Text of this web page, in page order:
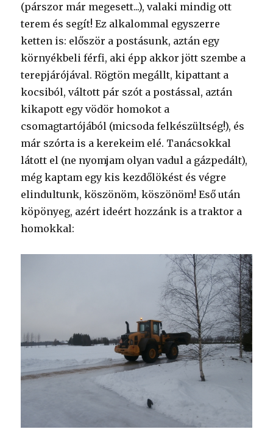
(párszor már megesett...), valaki mindig ott
terem és segít! Ez alkalommal egyszerre
ketten is: először a postásunk, aztán egy
környékbeli férfi, aki épp akkor jött szembe a
terepjárójával. Rögtön megállt, kipattant a
kocsiból, váltott pár szót a postással, aztán
kikapott egy vödör homokot a
csomagtartójából (micsoda felkészültség!), és
már szórta is a kerekeim elé. Tanácsokkal
látott el (ne nyomjam olyan vadul a gázpedált),
még kaptam egy kis kezdőlökést és végre
elindultunk, köszönöm, köszönöm! Eső után
köpönyeg, azért ideért hozzánk is a traktor a
homokkal: